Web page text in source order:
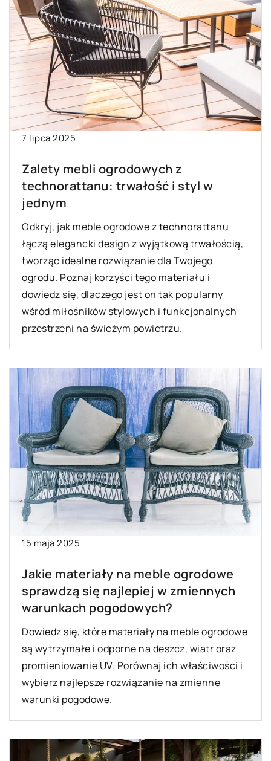
7 lipca 2025
Zalety mebli ogrodowych z
technorattanu: trwałość i styl w
jednym
Odkryj, jak meble ogrodowe z technorattanu
łączą elegancki design z wyjątkową trwałością,
tworząc idealne rozwiązanie dla Twojego
ogrodu. Poznaj korzyści tego materiału i
dowiedz się, dlaczego jest on tak popularny
wśród miłośników stylowych i funkcjonalnych
przestrzeni na świeżym powietrzu.
15 maja 2025
Jakie materiały na meble ogrodowe
sprawdzą się najlepiej w zmiennych
warunkach pogodowych?
Dowiedz się, które materiały na meble ogrodowe
są wytrzymałe i odporne na deszcz, wiatr oraz
promieniowanie UV. Porównaj ich właściwości i
wybierz najlepsze rozwiązanie na zmienne
warunki pogodowe.